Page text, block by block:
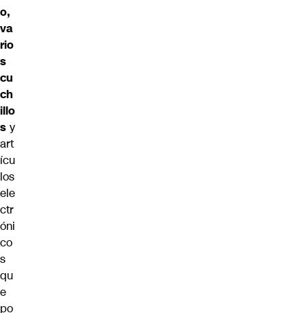
o,
va
rio
s
cu
ch
illo
s y
art
ícu
los
ele
ctr
óni
co
s
qu
e
po